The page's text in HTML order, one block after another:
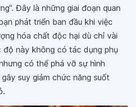
Đây là những giai đoạn quan
phát triển ban đầu khi việc
hóa chất độc hại dù chỉ vài
độ này không có tác dụng phụ
có thể phá vỡ sự hình
suy giảm chức năng suốt